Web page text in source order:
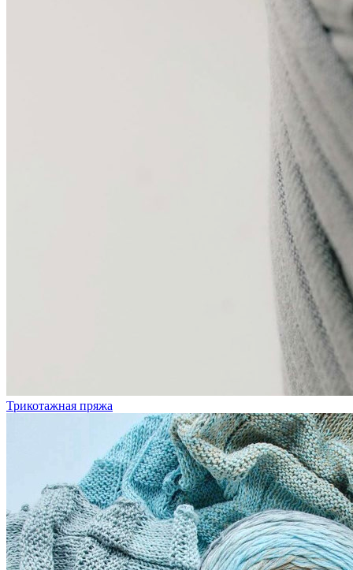
Трикотажная пряжа